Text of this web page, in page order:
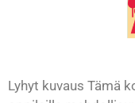
Lyhyt kuvaus Tämä